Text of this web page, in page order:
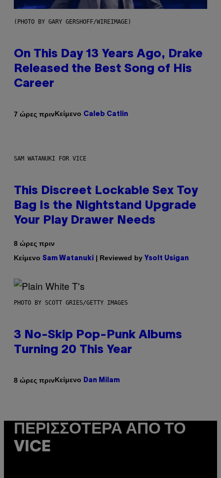
(PHOTO BY GARY GERSHOFF/WIREIMAGE)
On This Day 13 Years Ago, Drake
Released the Best Song of His
Career
7 ώρες πρινΚείμενο Caleb Catlin
SAM WATANUKI FOR VICE
This Discreet Lockable Sex Toy
Bag Is the Nightstand Upgrade
Your Play Drawer Needs
8 ώρες πριν
Κείμενο Sam Watanuki | Reviewed by Ysolt Usigan
PHOTO BY SCOTT GRIES/GETTY IMAGES
3 No-Skip Pop-Punk Albums
Turning 20 This Year
8 ώρες πρινΚείμενο Dan Milam
ΠΕΡΙΣΣΌΤΕΡΑ ΑΠΌ ΤΟ
VICE